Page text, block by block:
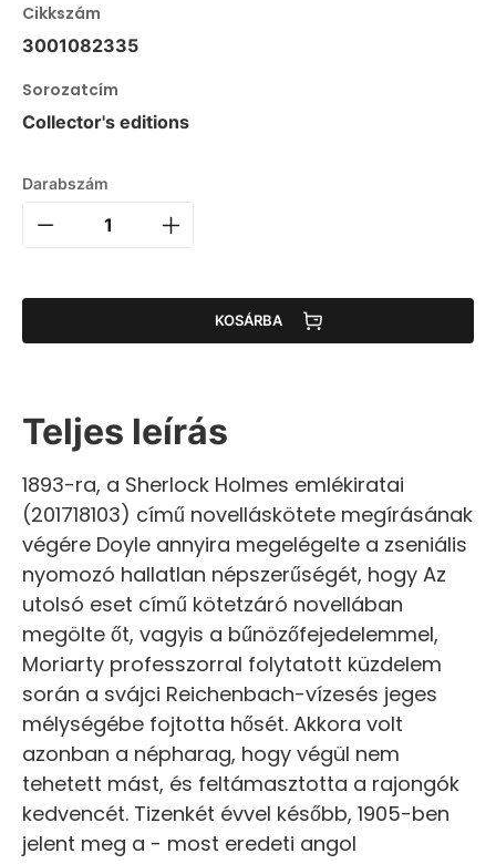
Cikkszám
3001082335
Sorozatcím
Collector's editions
Darabszám
KOSÁRBA
Teljes leírás
1893-ra, a Sherlock Holmes emlékiratai
(201718103) című novelláskötete megírásának
végére Doyle annyira megelégelte a zseniális
nyomozó hallatlan népszerűségét, hogy Az
utolsó eset című kötetzáró novellában
megölte őt, vagyis a bűnözőfejedelemmel,
Moriarty professzorral folytatott küzdelem
során a svájci Reichenbach-vízesés jeges
mélységébe fojtotta hősét. Akkora volt
azonban a népharag, hogy végül nem
tehetett mást, és feltámasztotta a rajongók
kedvencét. Tizenkét évvel később, 1905-ben
jelent meg a - most eredeti angol